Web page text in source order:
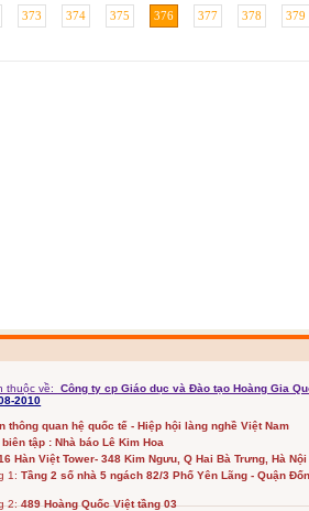
373 374 375 376 377 378 379
thuộc về:
Công ty cp Giáo dục và Đào tạo Hoàng Gia
2010
thông quan hệ quốc tế - Hiệp hội làng nghề Việt Nam
tập : Nhà báo Lê Kim Hoa
Hàn Việt Tower- 348 Kim Ngưu, Q Hai Bà Trưng, Hà Nội
1:Tầng 2 số nhà 5 ngách 82/3 Phố Yên Lãng - Quận
2:489 Hoàng Quốc Việt tầng 03